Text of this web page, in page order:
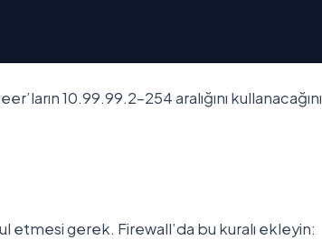
10.99.99.2-254 aralığını kullanacağını
etmesi gerek. Firewall’da bu kuralı ekleyin: